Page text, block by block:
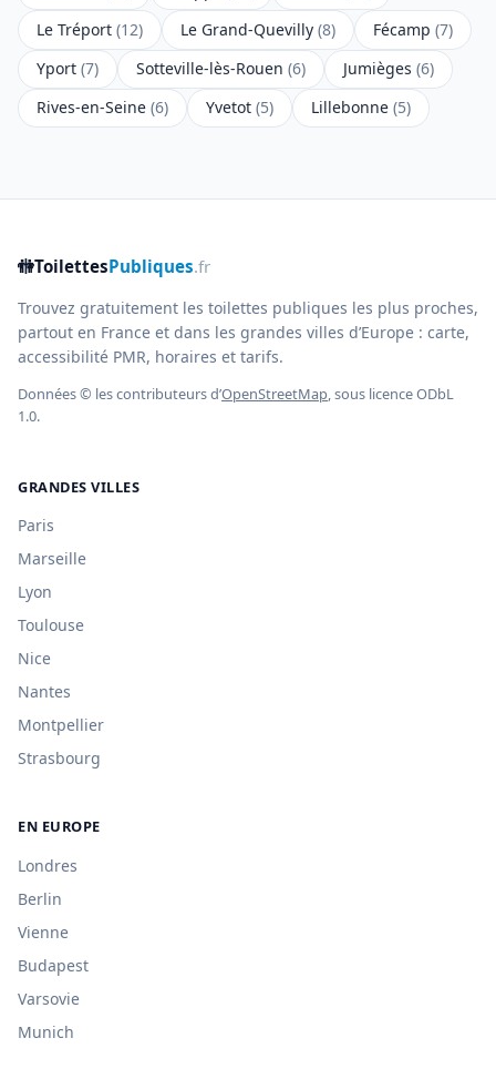
Le Tréport (12) Le Grand-Quevilly (8) Fécamp (7)
Yport (7) Sotteville-lès-Rouen (6) Jumièges (6)
Rives-en-Seine (6) Yvetot (5) Lillebonne (5)
🚻ToilettesPubliques.fr
Trouvez gratuitement les toilettes publiques les plus proches,
partout en France et dans les grandes villes d’Europe : carte,
accessibilité PMR, horaires et tarifs.
Données © les contributeurs d’OpenStreetMap, sous licence ODbL
1.0.
GRANDES VILLES
Paris
Marseille
Lyon
Toulouse
Nice
Nantes
Montpellier
Strasbourg
EN EUROPE
Londres
Berlin
Vienne
Budapest
Varsovie
Munich